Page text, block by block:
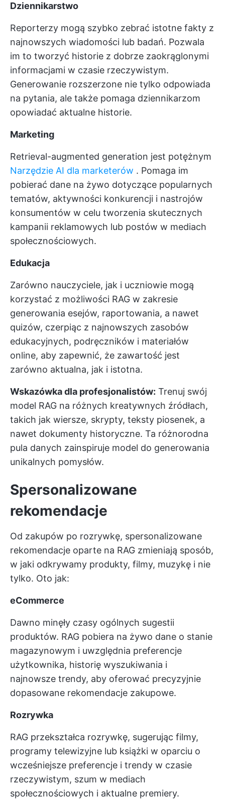
Dziennikarstwo
Reporterzy mogą szybko zebrać istotne fakty z
najnowszych wiadomości lub badań. Pozwala
im to tworzyć historie z dobrze zaokrąglonymi
informacjami w czasie rzeczywistym.
Generowanie rozszerzone nie tylko odpowiada
na pytania, ale także pomaga dziennikarzom
opowiadać aktualne historie.
Marketing
Retrieval-augmented generation jest potężnym
Narzędzie AI dla marketerów . Pomaga im
pobierać dane na żywo dotyczące popularnych
tematów, aktywności konkurencji i nastrojów
konsumentów w celu tworzenia skutecznych
kampanii reklamowych lub postów w mediach
społecznościowych.
Edukacja
Zarówno nauczyciele, jak i uczniowie mogą
korzystać z możliwości RAG w zakresie
generowania esejów, raportowania, a nawet
quizów, czerpiąc z najnowszych zasobów
edukacyjnych, podręczników i materiałów
online, aby zapewnić, że zawartość jest
zarówno aktualna, jak i istotna.
Wskazówka dla profesjonalistów: Trenuj swój
model RAG na różnych kreatywnych źródłach,
takich jak wiersze, skrypty, teksty piosenek, a
nawet dokumenty historyczne. Ta różnorodna
pula danych zainspiruje model do generowania
unikalnych pomysłów.
Spersonalizowane
rekomendacje
Od zakupów po rozrywkę, spersonalizowane
rekomendacje oparte na RAG zmieniają sposób,
w jaki odkrywamy produkty, filmy, muzykę i nie
tylko. Oto jak:
eCommerce
Dawno minęły czasy ogólnych sugestii
produktów. RAG pobiera na żywo dane o stanie
magazynowym i uwzględnia preferencje
użytkownika, historię wyszukiwania i
najnowsze trendy, aby oferować precyzyjnie
dopasowane rekomendacje zakupowe.
Rozrywka
RAG przekształca rozrywkę, sugerując filmy,
programy telewizyjne lub książki w oparciu o
wcześniejsze preferencje i trendy w czasie
rzeczywistym, szum w mediach
społecznościowych i aktualne premiery.